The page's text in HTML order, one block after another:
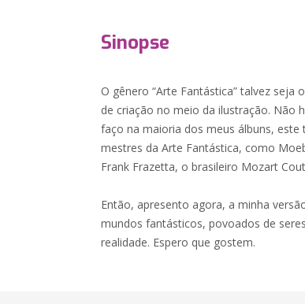
Sinopse
O gênero “Arte Fantástica” talvez
de criação no meio da ilustração. Não
faço na maioria dos meus álbuns,
mestres da Arte Fantástica, como
Frank Frazetta, o brasileiro Mozart
Então, apresento agora, a minha
mundos fantásticos, povoados de
realidade. Espero que gostem.